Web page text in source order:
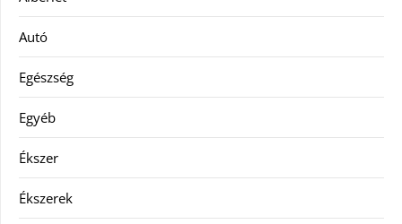
Autó
Egészség
Egyéb
Ékszer
Ékszerek